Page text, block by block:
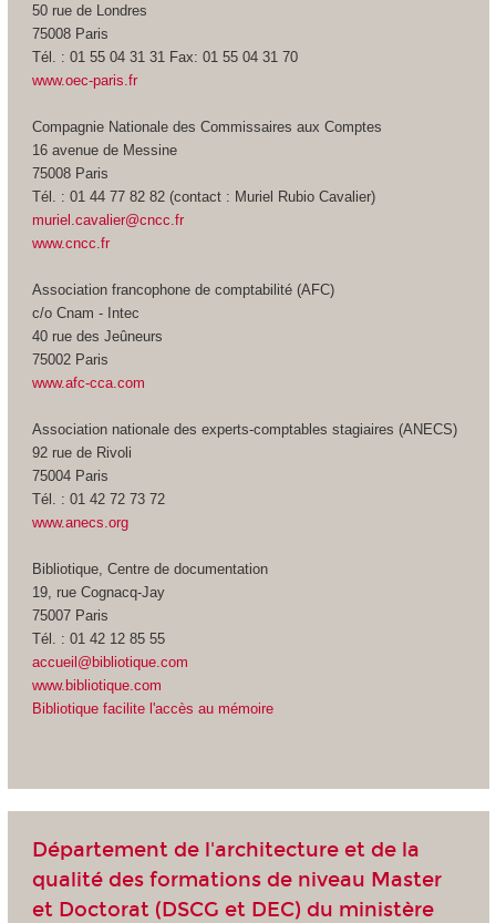
50 rue de Londres
75008 Paris
Tél. : 01 55 04 31 31 Fax: 01 55 04 31 70
www.oec-paris.fr
Compagnie Nationale des Commissaires aux Comptes
16 avenue de Messine
75008 Paris
Tél. : 01 44 77 82 82 (contact : Muriel Rubio Cavalier)
muriel.cavalier@cncc.fr
www.cncc.fr
Association francophone de comptabilité (AFC)
c/o Cnam - Intec
40 rue des Jeûneurs
75002 Paris
www.afc-cca.com
Association nationale des experts-comptables stagiaires (ANECS)
92 rue de Rivoli
75004 Paris
Tél. : 01 42 72 73 72
www.anecs.org
Bibliotique, Centre de documentation
19, rue Cognacq-Jay
75007 Paris
Tél. : 01 42 12 85 55
accueil@bibliotique.com
www.bibliotique.com
Bibliotique facilite l'accès au mémoire
Département de l'architecture et de la
qualité des formations de niveau Master
et Doctorat (DSCG et DEC) du ministère